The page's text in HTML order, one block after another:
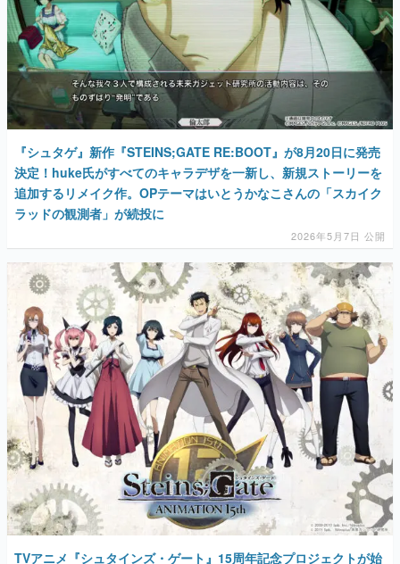
『シュタゲ』新作『STEINS;GATE RE:BOOT』が8月20日に発売
決定！huke氏がすべてのキャラデザを一新し、新規ストーリーを
追加するリメイク作。OPテーマはいとうかなこさんの「スカイク
ラッドの観測者」が続投に
2026年5月7日 公開
TVアニメ『シュタインズ・ゲート』15周年記念プロジェクトが始